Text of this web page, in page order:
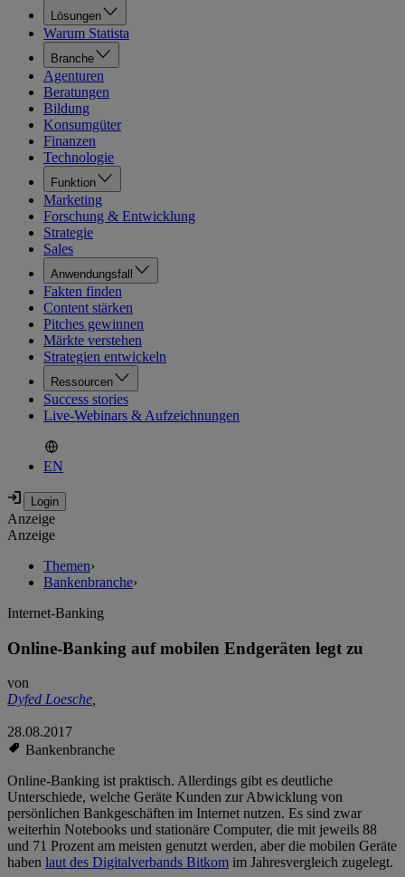
Lösungen
Warum Statista
Branche
Agenturen
Beratungen
Bildung
Konsumgüter
Finanzen
Technologie
Funktion
Marketing
Forschung & Entwicklung
Strategie
Sales
Anwendungsfall
Fakten finden
Content stärken
Pitches gewinnen
Märkte verstehen
Strategien entwickeln
Ressourcen
Success stories
Live-Webinars & Aufzeichnungen
EN
Anzeige
Anzeige
Themen›
Bankenbranche›
Internet-Banking
Online-Banking auf mobilen Endgeräten legt zu
von
Dyfed Loesche,
28.08.2017
Bankenbranche
Online-Banking ist praktisch. Allerdings gibt es deutliche
Unterschiede, welche Geräte Kunden zur Abwicklung von
persönlichen Bankgeschäften im Internet nutzen. Es sind zwar
weiterhin Notebooks und stationäre Computer, die mit jeweils 88
und 71 Prozent am meisten genutzt werden, aber die mobilen Geräte
haben laut des Digitalverbands Bitkom im Jahresvergleich zugelegt.